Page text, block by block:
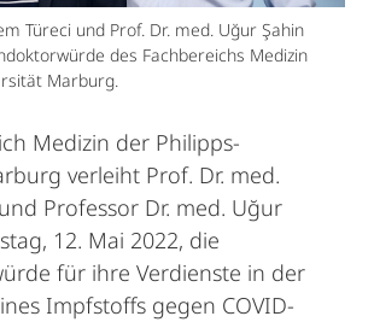
Türeci und Prof. Dr. med. Uğur Şahin
des Fachbereichs Medizin
Marburg.
Medizin der Philipps-
verleiht Prof. Dr. med.
Professor Dr. med. Uğur
­12. Mai 2022, die
für ihre Verdienste in der
Impfstoffs gegen COVID-